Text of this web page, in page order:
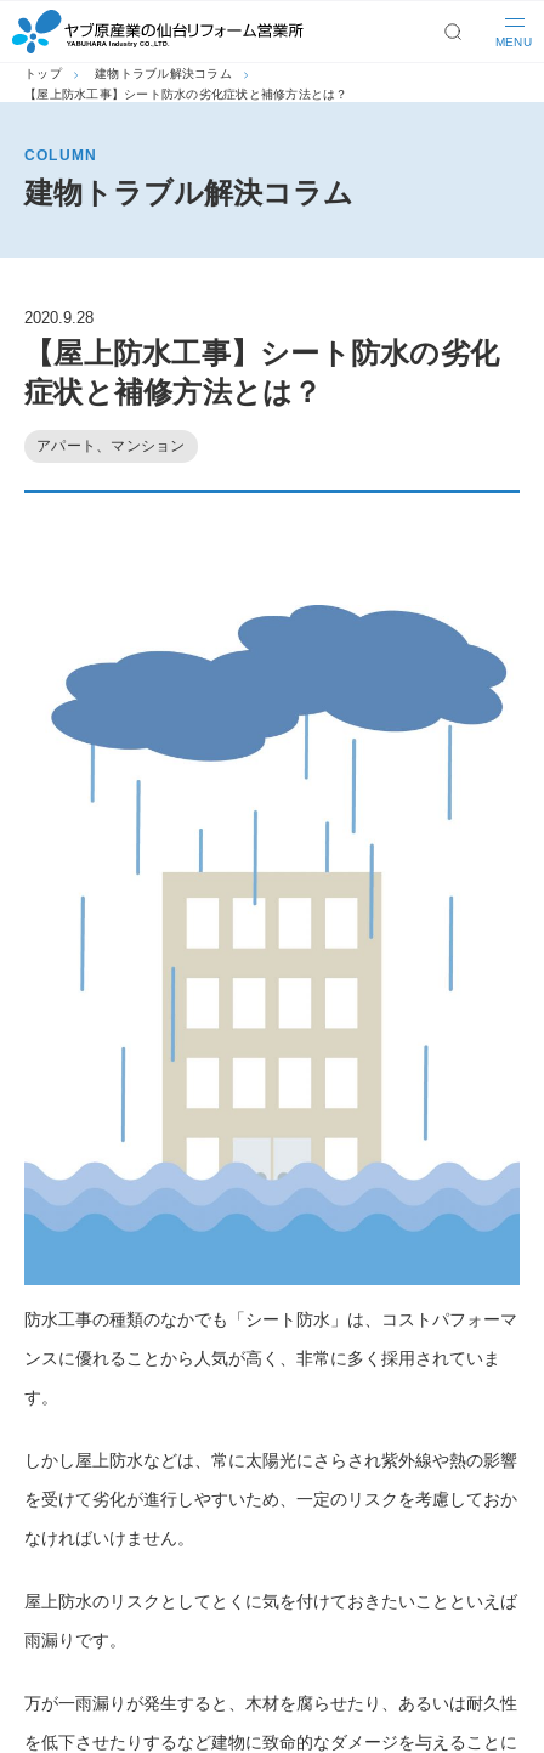
MENU
トップ
建物トラブル解決コラム
【屋上防水工事】シート防水の劣化症状と補修方法とは？
COLUMN
建物トラブル解決コラム
2020.9.28
【屋上防水工事】シート防水の劣化
症状と補修方法とは？
アパート、マンション
防水工事の種類のなかでも「シート防水」は、コストパフォーマ
ンスに優れることから人気が高く、非常に多く採用されていま
す。
しかし屋上防水などは、常に太陽光にさらされ紫外線や熱の影響
を受けて劣化が進行しやすいため、一定のリスクを考慮しておか
なければいけません。
屋上防水のリスクとしてとくに気を付けておきたいことといえば
雨漏りです。
万が一雨漏りが発生すると、木材を腐らせたり、あるいは耐久性
を低下させたりするなど建物に致命的なダメージを与えることに